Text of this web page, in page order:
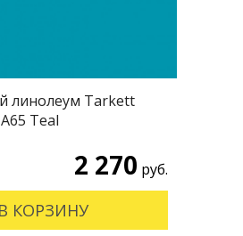
линолеум Tarkett
Teal
2 270 руб.
В КОРЗИНУ